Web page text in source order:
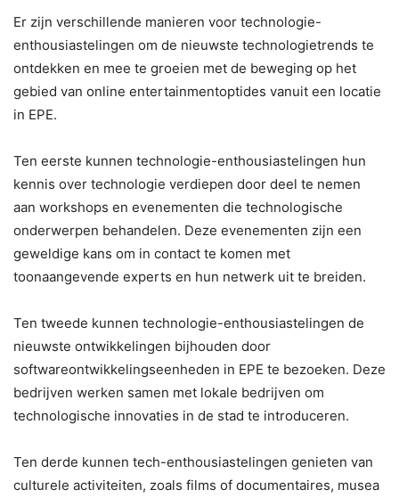
Er zijn verschillende manieren voor technologie-
enthousiastelingen om de nieuwste technologietrends te
ontdekken en mee te groeien met de beweging op het
gebied van online entertainmentoptides vanuit een locatie
in EPE.
Ten eerste kunnen technologie-enthousiastelingen hun
kennis over technologie verdiepen door deel te nemen
aan workshops en evenementen die technologische
onderwerpen behandelen. Deze evenementen zijn een
geweldige kans om in contact te komen met
toonaangevende experts en hun netwerk uit te breiden.
Ten tweede kunnen technologie-enthousiastelingen de
nieuwste ontwikkelingen bijhouden door
softwareontwikkelingseenheden in EPE te bezoeken. Deze
bedrijven werken samen met lokale bedrijven om
technologische innovaties in de stad te introduceren.
Ten derde kunnen tech-enthousiastelingen genieten van
culturele activiteiten, zoals films of documentaires, musea